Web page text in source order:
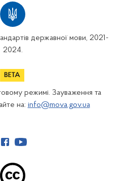
державної мови, 2021-
2024.
режимі. Зауваження та
на: info@mova.gov.ua